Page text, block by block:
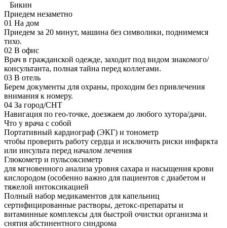
Бикин
Приедем незаметно
01 На дом
Приедем за 20 минут, машина без символики, поднимемся
тихо.
02 В офис
Врач в гражданской одежде, заходит под видом знакомого/
консультанта, полная тайна перед коллегами.
03 В отель
Берем документы для охраны, проходим без привлечения
внимания к номеру.
04 За город/СНТ
Навигация по гео-точке, доезжаем до любого хутора/дачи.
Что у врача с собой
Портативный кардиограф (ЭКГ) и тонометр
чтобы проверить работу сердца и исключить риски инфаркта
или инсульта перед началом лечения
Глюкометр и пульсоксиметр
для мгновенного анализа уровня сахара и насыщения крови
кислородом (особенно важно для пациентов с диабетом и
тяжелой интоксикацией
Полный набор медикаментов для капельниц
сертифицированные растворы, детокс-препараты и
витаминные комплексы для быстрой очистки организма и
снятия абстинентного синдрома